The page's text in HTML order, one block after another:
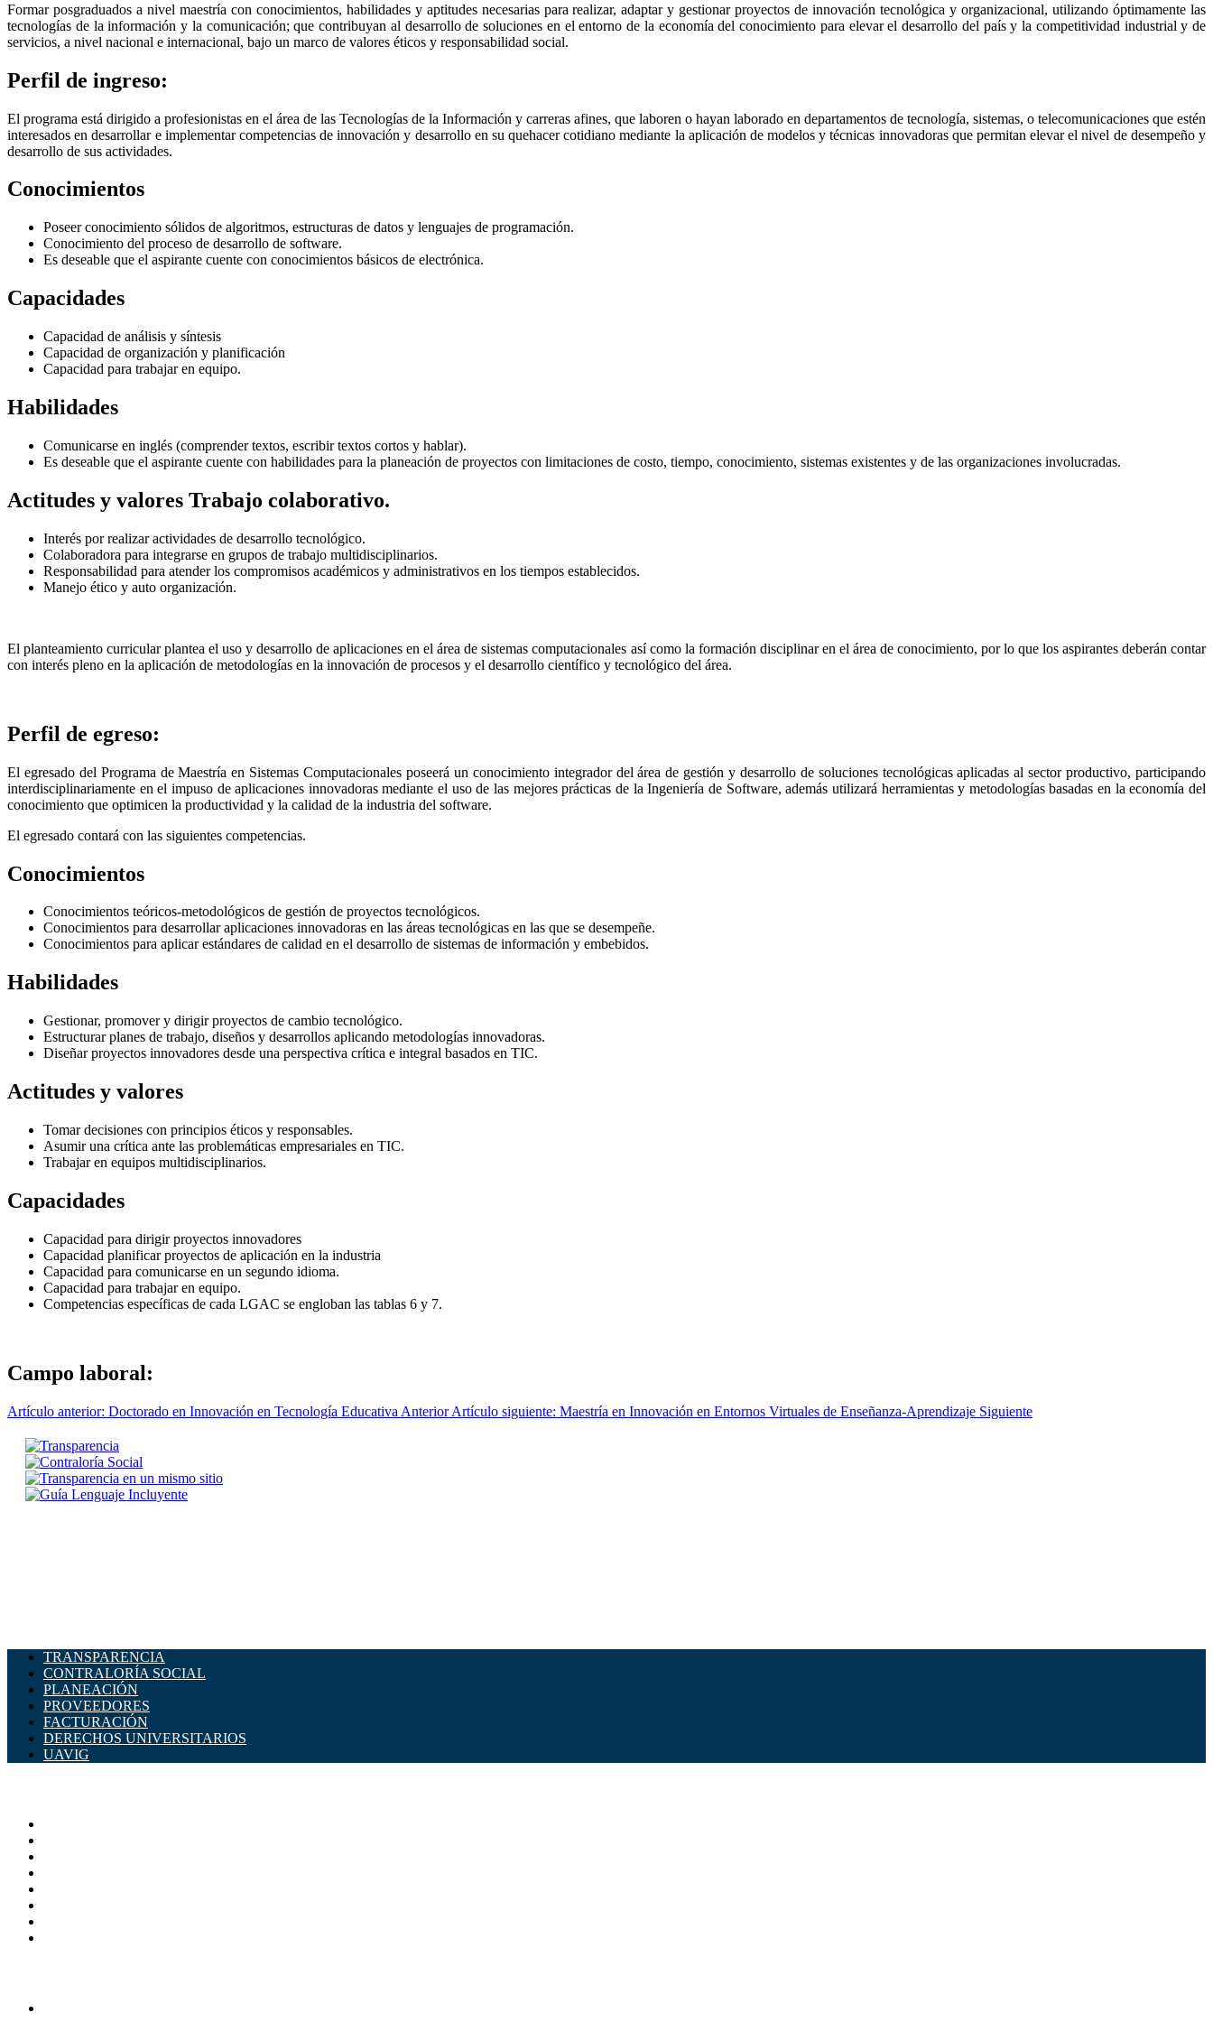
Formar posgraduados a nivel maestría con conocimientos, habilidades y aptitudes necesarias para realizar, adaptar y gestionar proyectos de innovación tecnológica y organizacional, utilizando óptimamente las
tecnologías de la información y la comunicación; que contribuyan al desarrollo de soluciones en el entorno de la economía del conocimiento para elevar el desarrollo del país y la competitividad industrial y de
servicios, a nivel nacional e internacional, bajo un marco de valores éticos y responsabilidad social.
Perfil de ingreso:
El programa está dirigido a profesionistas en el área de las Tecnologías de la Información y carreras afines, que laboren o hayan laborado en departamentos de tecnología, sistemas, o telecomunicaciones que estén
interesados en desarrollar e implementar competencias de innovación y desarrollo en su quehacer cotidiano mediante la aplicación de modelos y técnicas innovadoras que permitan elevar el nivel de desempeño y
desarrollo de sus actividades.
Conocimientos
Poseer conocimiento sólidos de algoritmos, estructuras de datos y lenguajes de programación.
Conocimiento del proceso de desarrollo de software.
Es deseable que el aspirante cuente con conocimientos básicos de electrónica.
Capacidades
Capacidad de análisis y síntesis
Capacidad de organización y planificación
Capacidad para trabajar en equipo.
Habilidades
Comunicarse en inglés (comprender textos, escribir textos cortos y hablar).
Es deseable que el aspirante cuente con habilidades para la planeación de proyectos con limitaciones de costo, tiempo, conocimiento, sistemas existentes y de las organizaciones involucradas.
Actitudes y valores Trabajo colaborativo.
Interés por realizar actividades de desarrollo tecnológico.
Colaboradora para integrarse en grupos de trabajo multidisciplinarios.
Responsabilidad para atender los compromisos académicos y administrativos en los tiempos establecidos.
Manejo ético y auto organización.
El planteamiento curricular plantea el uso y desarrollo de aplicaciones en el área de sistemas computacionales así como la formación disciplinar en el área de conocimiento, por lo que los aspirantes deberán contar
con interés pleno en la aplicación de metodologías en la innovación de procesos y el desarrollo científico y tecnológico del área.
Perfil de egreso:
El egresado del Programa de Maestría en Sistemas Computacionales poseerá un conocimiento integrador del área de gestión y desarrollo de soluciones tecnológicas aplicadas al sector productivo, participando
interdisciplinariamente en el impuso de aplicaciones innovadoras mediante el uso de las mejores prácticas de la Ingeniería de Software, además utilizará herramientas y metodologías basadas en la economía del
conocimiento que optimicen la productividad y la calidad de la industria del software.
El egresado contará con las siguientes competencias.
Conocimientos
Conocimientos teóricos-metodológicos de gestión de proyectos tecnológicos.
Conocimientos para desarrollar aplicaciones innovadoras en las áreas tecnológicas en las que se desempeñe.
Conocimientos para aplicar estándares de calidad en el desarrollo de sistemas de información y embebidos.
Habilidades
Gestionar, promover y dirigir proyectos de cambio tecnológico.
Estructurar planes de trabajo, diseños y desarrollos aplicando metodologías innovadoras.
Diseñar proyectos innovadores desde una perspectiva crítica e integral basados en TIC.
Actitudes y valores
Tomar decisiones con principios éticos y responsables.
Asumir una crítica ante las problemáticas empresariales en TIC.
Trabajar en equipos multidisciplinarios.
Capacidades
Capacidad para dirigir proyectos innovadores
Capacidad planificar proyectos de aplicación en la industria
Capacidad para comunicarse en un segundo idioma.
Capacidad para trabajar en equipo.
Competencias específicas de cada LGAC se engloban las tablas 6 y 7.
Campo laboral:
Artículo anterior: Doctorado en Innovación en Tecnología Educativa Anterior Artículo siguiente: Maestría en Innovación en Entornos Virtuales de Enseñanza-Aprendizaje Siguiente
TRANSPARENCIA
CONTRALORÍA SOCIAL
PLANEACIÓN
PROVEEDORES
FACTURACIÓN
DERECHOS UNIVERSITARIOS
UAVIG